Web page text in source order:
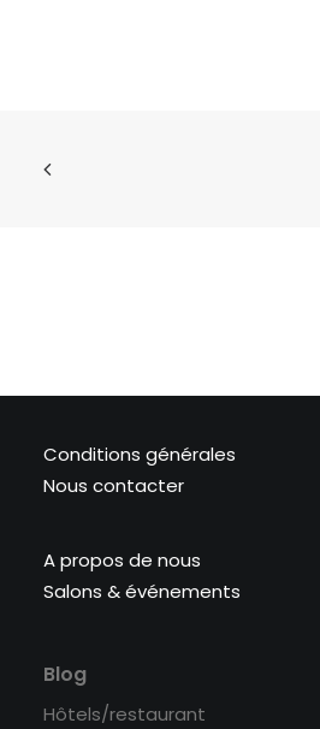
Conditions générales
Nous contacter
A propos de nous
Salons & événements
Blog
Hôtels/restaurant